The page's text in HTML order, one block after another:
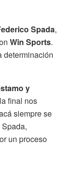
Spada,
Win Sports.
determinación
y
final nos
siempre se
un proceso